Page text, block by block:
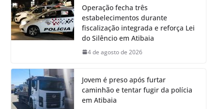
Operação fecha três
estabelecimentos durante
fiscalização integrada e reforça Lei
do Silêncio em Atibaia
4 de agosto de 2026
Jovem é preso após furtar
caminhão e tentar fugir da polícia
em Atibaia